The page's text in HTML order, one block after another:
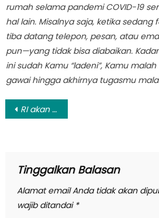
rumah selama pandemi COVID-19
hal lain. Misalnya saja, ketika
tiba datang telepon, pesan, atau
pun—yang tidak bisa diabaikan.
ini sudah Kamu “ladeni”, Kamu
gawai hingga akhirnya tugasmu
Navigasi
RI akan Tagih Malaysia Soal Komitmen Penerapan B20
Tinggalkan Balasan
Alamat email Anda tidak akan
wajib ditandai *